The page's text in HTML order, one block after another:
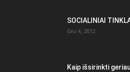
SOCIALINIAI
Gru 4, 2012
Kaip išsirinkti